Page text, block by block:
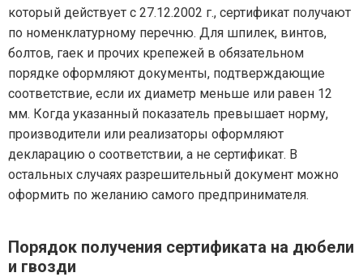
который действует с 27.12.2002 г., сертификат получают
по номенклатурному перечню. Для шпилек, винтов,
болтов, гаек и прочих крепежей в обязательном
порядке оформляют документы, подтверждающие
соответствие, если их диаметр меньше или равен 12
мм. Когда указанный показатель превышает норму,
производители или реализаторы оформляют
декларацию о соответствии, а не сертификат. В
остальных случаях разрешительный документ можно
оформить по желанию самого предпринимателя.
Порядок получения сертификата на дюбели
и гвозди